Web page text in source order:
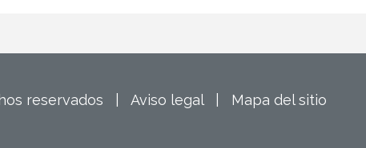
reservados | Aviso legal| Mapa del sitio